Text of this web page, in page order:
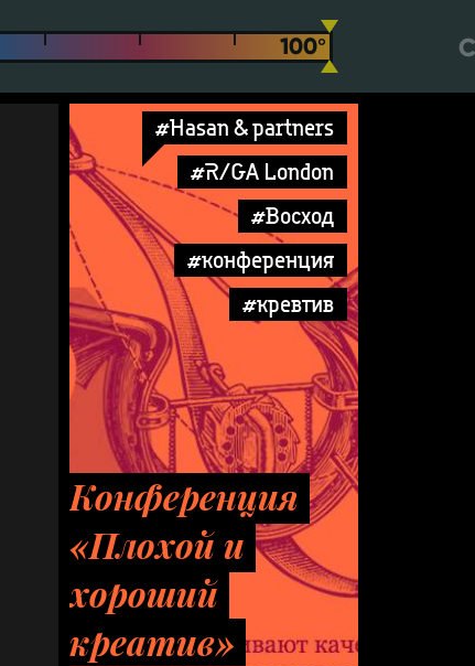
#Hasan & partners
#R/GA London
#Восход
#конференция
#кревтив
Конференция
«Плохой и
хороший
креатив»